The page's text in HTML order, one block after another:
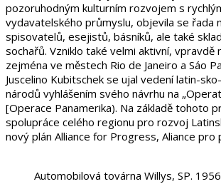
pozoruhodným kulturním rozvojem s
vydavatelského průmyslu, objevila se řada
spisovatelů, esejistů, básníků, ale také
sochařů. Vzniklo také velmi aktivní, vpravdě
zejména ve městech Rio de Janeiro a Sáo
Juscelino Kubitschek se ujal vedení latin-
národů vyhlášením svého návrhu na
[Operace Panamerika). Na základě tohoto
spolupráce celého regionu pro rozvoj
nový plán Alliance for Progress, Aliance pro
Automobilová továrna Willys, SP.